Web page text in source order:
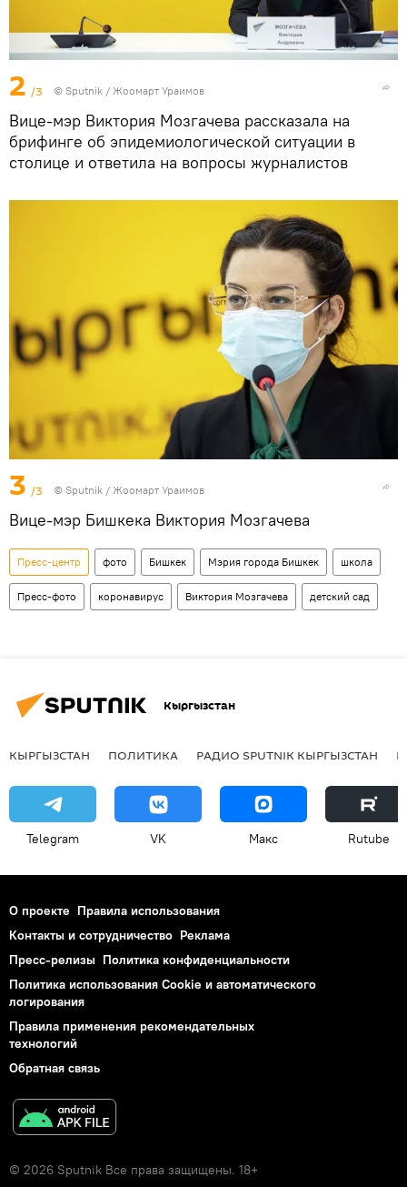
2 /3 © Sputnik / Жоомарт Ураимов
Вице-мэр Виктория Мозгачева рассказала на
брифинге об эпидемиологической ситуации в
столице и ответила на вопросы журналистов
3 /3 © Sputnik / Жоомарт Ураимов
Вице-мэр Бишкека Виктория Мозгачева
Пресс-центр фото Бишкек Мэрия города Бишкек школа
Пресс-фото коронавирус Виктория Мозгачева детский сад
Кыргызстан
КЫРГЫЗСТАН ПОЛИТИКА РАДИО SPUTNIK КЫРГЫЗСТАН
Telegram VK Макс Rutube
О проекте Правила использования
Контакты и сотрудничество Реклама
Пресс-релизы Политика конфиденциальности
Политика использования Cookie и автоматического
логирования
Правила применения рекомендательных
технологий
Обратная связь
© 2026 Sputnik Все права защищены. 18+